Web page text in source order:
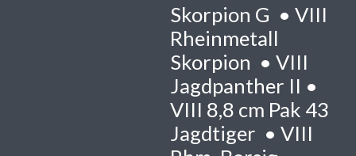
Skorpion G • VIII
Rheinmetall
Skorpion • VIII
Jagdpanther II •
VIII 8,8 cm Pak 43
Jagdtiger • VIII